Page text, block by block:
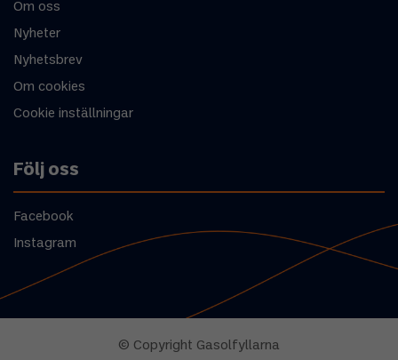
Om oss
Nyheter
Nyhetsbrev
Om cookies
Cookie inställningar
Följ oss
Facebook
Instagram
© Copyright Gasolfyllarna